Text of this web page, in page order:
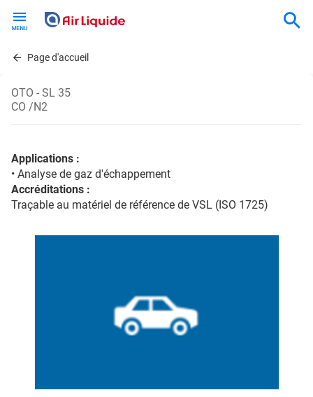
contentPage d'accueil
OTO - SL 35
CO /N2
Applications :
• Analyse de gaz d'échappement
Accréditations :
Traçable au matériel de référence de VSL (ISO 1725)